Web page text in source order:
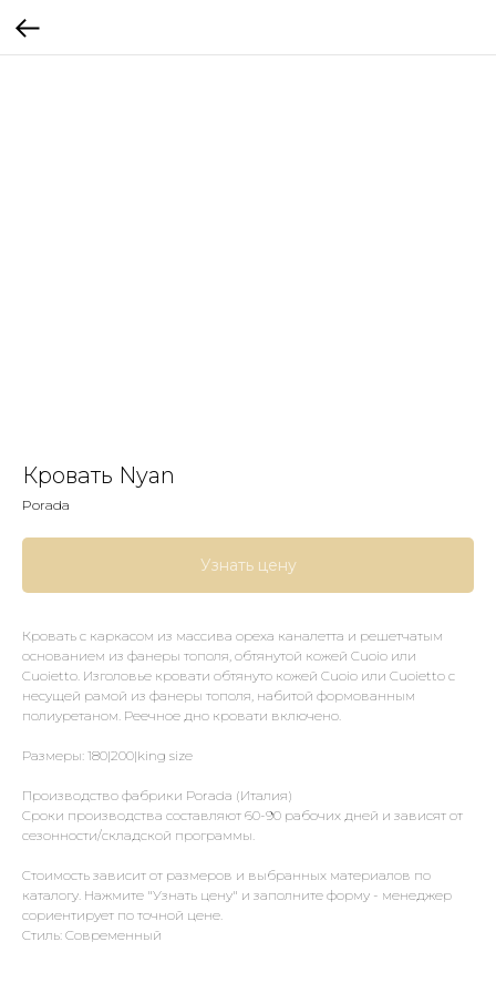
Кровать Nyan
Porada
Узнать цену
Кровать с каркасом из массива ореха каналетта и решетчатым
основанием из фанеры тополя, обтянутой кожей Cuoio или
Cuoietto. Изголовье кровати обтянуто кожей Cuoio или Cuoietto с
несущей рамой из фанеры тополя, набитой формованным
полиуретаном. Реечное дно кровати включено.
Размеры: 180|200|king size
Производство фабрики Porada (Италия)
Сроки производства составляют 60-90 рабочих дней и зависят от
сезонности/складской программы.
Стоимость зависит от размеров и выбранных материалов по
каталогу. Нажмите "Узнать цену" и заполните форму - менеджер
сориентирует по точной цене.
Стиль: Современный